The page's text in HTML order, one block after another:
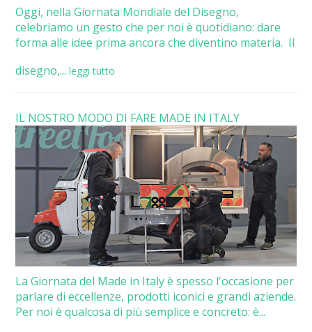
Oggi, nella Giornata Mondiale del Disegno,
celebriamo un gesto che per noi è quotidiano: dare
forma alle idee prima ancora che diventino materia. Il
disegno,... leggi tutto
IL NOSTRO MODO DI FARE MADE IN ITALY
La Giornata del Made in Italy è spesso l'occasione per
parlare di eccellenze, prodotti iconici e grandi aziende.
Per noi è qualcosa di più semplice e concreto: è...